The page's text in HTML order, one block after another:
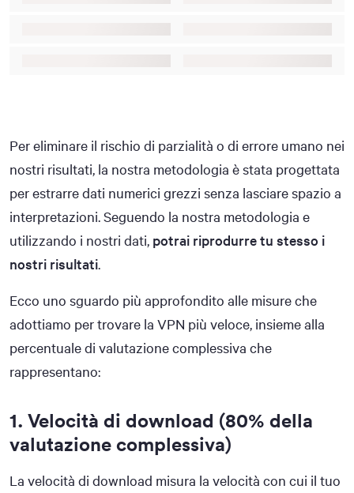
Per eliminare il rischio di parzialità o di errore umano nei
nostri risultati, la nostra metodologia è stata progettata
per estrarre dati numerici grezzi senza lasciare spazio a
interpretazioni. Seguendo la nostra metodologia e
utilizzando i nostri dati, potrai riprodurre tu stesso i
nostri risultati.
Ecco uno sguardo più approfondito alle misure che
adottiamo per trovare la VPN più veloce, insieme alla
percentuale di valutazione complessiva che
rappresentano:
1. Velocità di download (80% della
valutazione complessiva)
La velocità di download misura la velocità con cui il tuo